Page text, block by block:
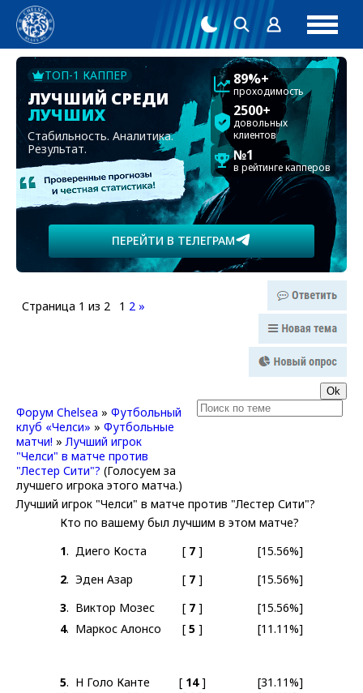
ТОП-1 КАППЕР
ЛУЧШИЙ СРЕДИ
ЛУЧШИХ
Стабильность. Аналитика.
Результат.
89%+
проходимость
2500+
довольных
клиентов
№1
в рейтинге капперов
ПЕРЕЙТИ В ТЕЛЕГРАМ
Страница 1 из 2 1 2 »
Форум Chelsea » Футбольный
клуб «Челси» » Футбольные
матчи! » Лучший игрок
"Челси" в матче против
"Лестер Сити"? (Голосуем за
лучшего игрока этого матча.)
Лучший игрок "Челси" в матче против "Лестер Сити"?
Кто по вашему был лучшим в этом матче?
1. Диего Коста [ 7 ]
[15.56%]
2. Эден Азар [ 7 ]
[15.56%]
3. Виктор Мозес [ 7 ]
[15.56%]
4. Маркос Алонсо [ 5 ] [11.11%]
5. Н Голо Канте [ 14]
[31.11%]